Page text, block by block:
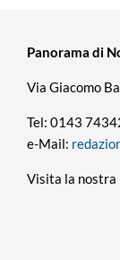
Panorama di
Via Giacomo
Tel: 0143
e-Mail:
Visita la nostra